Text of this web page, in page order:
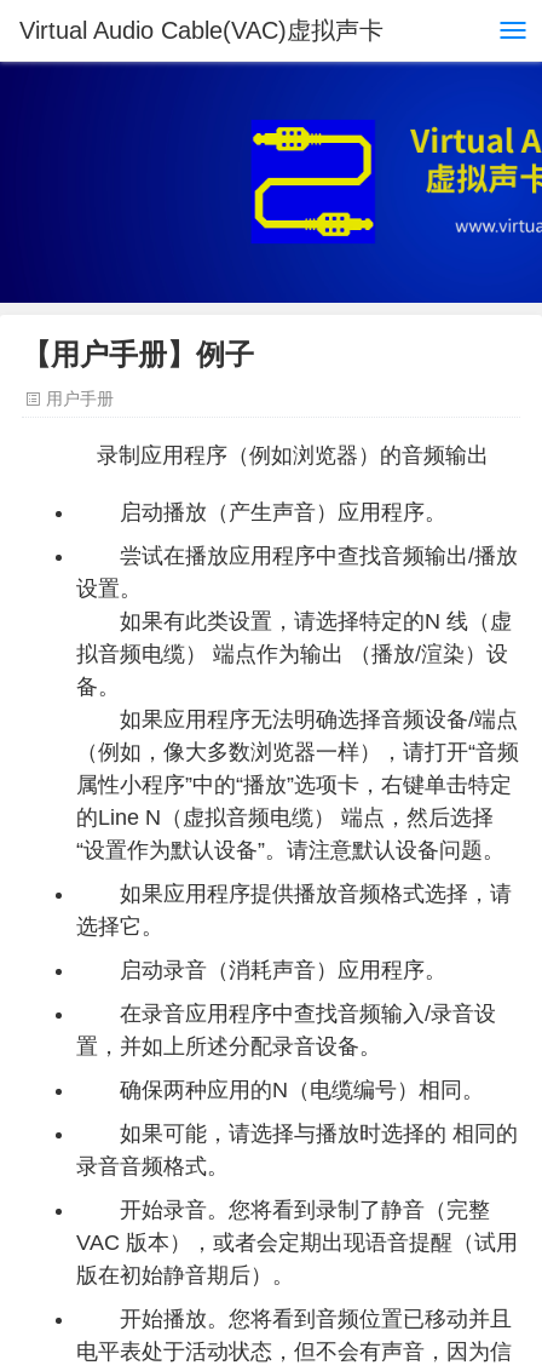
Virtual Audio Cable(VAC)虚拟声卡
【用户手册】例子
用户手册
录制应用程序（例如浏览器）的音频输出
启动播放（产生声音）应用程序。
尝试在播放应用程序中查找音频输出/播放
设置。
如果有此类设置，请选择特定的N 线（虚
拟音频电缆） 端点作为输出 （播放/渲染）设
备。
如果应用程序无法明确选择音频设备/端点
（例如，像大多数浏览器一样），请打开“音频
属性小程序”中的“播放”选项卡，右键单击特定
的Line N（虚拟音频电缆） 端点，然后选择
“设置作为默认设备”。请注意默认设备问题。
如果应用程序提供播放音频格式选择，请
选择它。
启动录音（消耗声音）应用程序。
在录音应用程序中查找音频输入/录音设
置，并如上所述分配录音设备。
确保两种应用的N（电缆编号）相同。
如果可能，请选择与播放时选择的 相同的
录音音频格式。
开始录音。您将看到录制了静音（完整
VAC 版本），或者会定期出现语音提醒（试用
版在初始静音期后）。
开始播放。您将看到音频位置已移动并且
电平表处于活动状态，但不会有声音，因为信